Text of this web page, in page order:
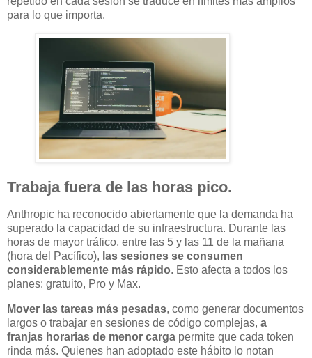
para lo que importa.
Trabaja fuera de las horas pico.
Anthropic ha reconocido abiertamente que la demanda ha
superado la capacidad de su infraestructura. Durante las
horas de mayor tráfico, entre las 5 y las 11 de la mañana
(hora del Pacífico), las sesiones se consumen
considerablemente más rápido. Esto afecta a todos los
planes: gratuito, Pro y Max.
Mover las tareas más pesadas, como generar documentos
largos o trabajar en sesiones de código complejas, a
franjas horarias de menor carga permite que cada token
rinda más. Quienes han adoptado este hábito lo notan